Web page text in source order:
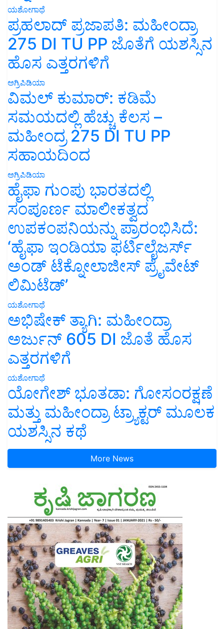
ಯಶೋಗಾಥೆ
ಪ್ರಹಲಾದ್ ಪ್ರಜಾಪತಿ: ಮಹೀಂದ್ರಾ
275 DI TU PP ಜೊತೆಗೆ ಯಶಸ್ಸಿನ
ಹೊಸ ಎತ್ತರಗಳಿಗೆ
ಅಗ್ರಿಪಿಡಿಯಾ
ವಿಮಲ್ ಕುಮಾರ್: ಕಡಿಮೆ
ಸಮಯದಲ್ಲಿ ಹೆಚ್ಚು ಕೆಲಸ –
ಮಹೀಂದ್ರ 275 DI TU PP
ಸಹಾಯದಿಂದ
ಅಗ್ರಿಪಿಡಿಯಾ
ಹೈಫಾ ಗುಂಪು ಭಾರತದಲ್ಲಿ
ಸಂಪೂರ್ಣ ಮಾಲೀಕತ್ವದ
ಉಪಕಂಪನಿಯನ್ನು ಪ್ರಾರಂಭಿಸಿದೆ:
‘ಹೈಫಾ ಇಂಡಿಯಾ ಫರ್ಟಿಲೈಜರ್ಸ್
ಅಂಡ್ ಟೆಕ್ನೋಲಾಜೀಸ್ ಪ್ರೈವೇಟ್
ಲಿಮಿಟೆಡ್’
ಯಶೋಗಾಥೆ
ಅಭಿಷೇಕ್ ತ್ಯಾಗಿ: ಮಹೀಂದ್ರಾ
ಅರ್ಜುನ್ 605 DI ಜೊತೆ ಹೊಸ
ಎತ್ತರಗಳಿಗೆ
ಯಶೋಗಾಥೆ
ಯೋಗೇಶ್ ಭೂತಡಾ: ಗೋಸಂರಕ್ಷಣೆ
ಮತ್ತು ಮಹೀಂದ್ರಾ ಟ್ರ್ಯಾಕ್ಟರ್ ಮೂಲಕ
ಯಶಸ್ಸಿನ ಕಥೆ
More News